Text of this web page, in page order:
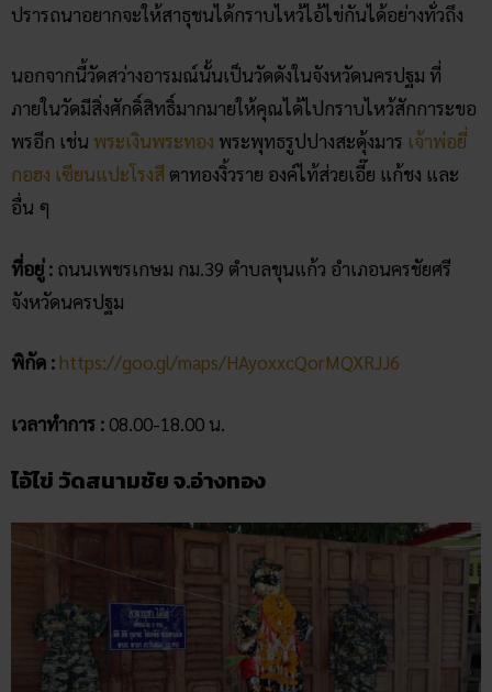
ปรารถนาอยากจะให้สาธุชนได้กราบไหว้ไอ้ไข่กันได้อย่างทั่วถึง
นอกจากนี้วัดสว่างอารมณ์นั้นเป็นวัดดังในจังหวัดนครปฐม ที่
ภายในวัดมีสิ่งศักดิ์สิทธิ์มากมายให้คุณได้ไปกราบไหว้สักการะขอ
พรอีก เช่น พระเงินพระทอง พระพุทธรูปปางสะดุ้งมาร เจ้าพ่อยี่
กอฮง เซียนแปะโรงสี ตาทองงิ้วราย องค์ไท้ส่วยเอี๊ย แก้ชง และ
อื่น ๆ
ที่อยู่ : ถนนเพชรเกษม กม.39 ตำบลขุนแก้ว อำเภอนครชัยศรี
จังหวัดนครปฐม
พิกัด : https://goo.gl/maps/HAyoxxcQorMQXRJJ6
เวลาทำการ : 08.00-18.00 น.
ไอ้ไข่ วัดสนามชัย จ.อ่างทอง